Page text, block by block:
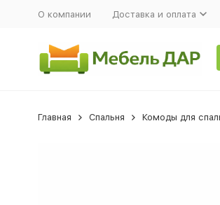
О компании Доставка и оплата
Главная Спальня Комоды для